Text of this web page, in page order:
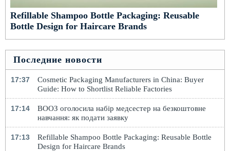
Refillable Shampoo Bottle Packaging: Reusable
Bottle Design for Haircare Brands
Последние новости
17:37
Cosmetic Packaging Manufacturers in China: Buyer
Guide: How to Shortlist Reliable Factories
17:14
ВООЗ оголосила набір медсестер на безкоштовне
навчання: як подати заявку
17:13
Refillable Shampoo Bottle Packaging: Reusable Bottle
Design for Haircare Brands